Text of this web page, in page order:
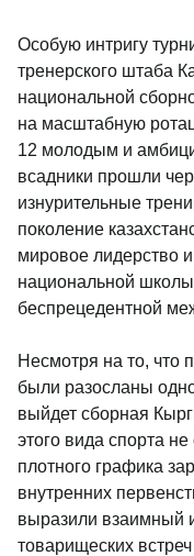
Особую интригу
тренерского штаба
национальной
на масштабную
12 молодым и
всадники прошли
изнурительные
поколение
мировое лидерство
национальной
беспрецедентной
Несмотря на то, что
были разосланы
выйдет сборная
этого вида спорта
плотного графика
внутренних
выразили взаимный
товарищеских